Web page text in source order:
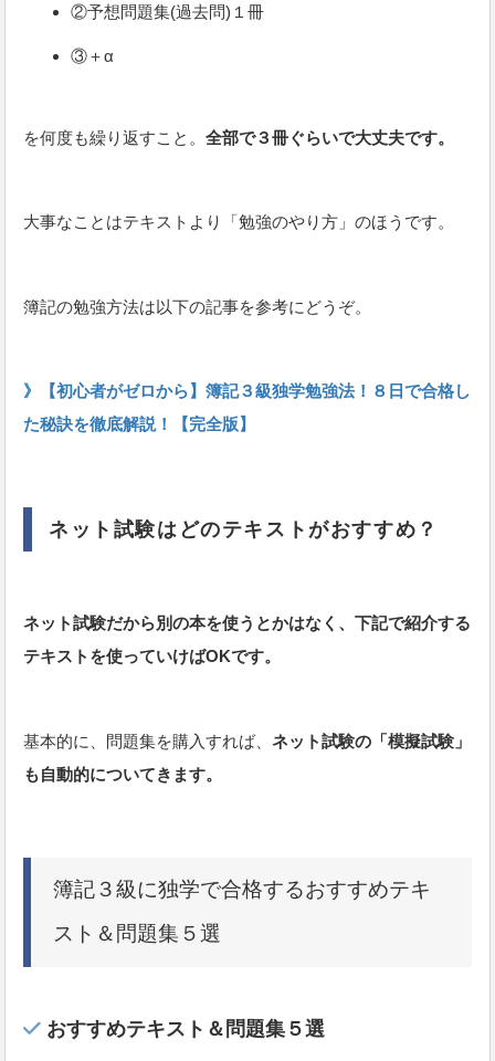
②予想問題集(過去問)１冊
③＋α
を何度も繰り返すこと。 全部で３冊ぐらいで大丈夫です。
大事なことはテキストより「勉強のやり方」のほうです。
簿記の勉強方法は以下の記事を参考にどうぞ。
》【初心者がゼロから】簿記３級独学勉強法！８日で合格し
た秘訣を徹底解説！【完全版】
ネット試験はどのテキストがおすすめ？
ネット試験だから別の本を使うとかはなく、下記で紹介する
テキストを使っていけばOKです。
基本的に、問題集を購入すれば、 ネット試験の「模擬試験」
も自動的についてきます。
簿記３級に独学で合格するおすすめテキ
スト＆問題集５選
おすすめテキスト＆問題集５選